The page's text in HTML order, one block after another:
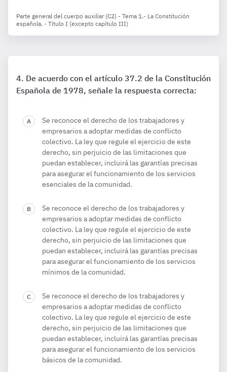
Parte general del cuerpo auxiliar (C2) - Tema 1.- La Constitución
española. - Título I (excepto capítulo III)
De acuerdo con el artículo 37.2 de la Constitución
Española de 1978, señale la respuesta correcta:
Se reconoce el derecho de los trabajadores y
empresarios a adoptar medidas de conflicto
colectivo. La ley que regule el ejercicio de este
derecho, sin perjuicio de las limitaciones que
puedan establecer, incluirá las garantías precisas
para asegurar el funcionamiento de los servicios
esenciales de la comunidad.
Se reconoce el derecho de los trabajadores y
empresarios a adoptar medidas de conflicto
colectivo. La ley que regule el ejercicio de este
derecho, sin perjuicio de las limitaciones que
puedan establecer, incluirá las garantías precisas
para asegurar el funcionamiento de los servicios
mínimos de la comunidad.
Se reconoce el derecho de los trabajadores y
empresarios a adoptar medidas de conflicto
colectivo. La ley que regule el ejercicio de este
derecho, sin perjuicio de las limitaciones que
puedan establecer, incluirá las garantías precisas
para asegurar el funcionamiento de los servicios
básicos de la comunidad.